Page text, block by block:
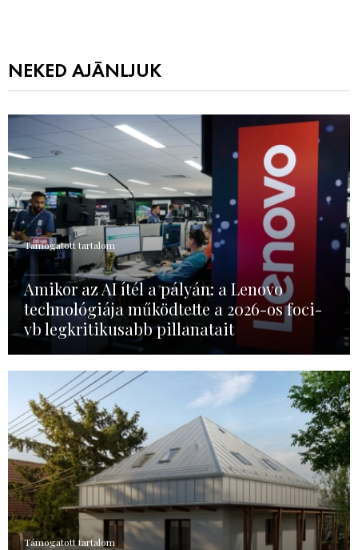
NEKED AJÁNLJUK
Támogatott tartalom
Amikor az AI ítél a pályán: a Lenovo
technológiája működtette a 2026-os foci-
vb legkritikusabb pillanatait
Támogatott tartalom